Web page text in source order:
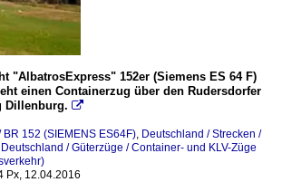
"AlbatrosExpress" 152er (Siemens ES 64 F)
einen Containerzug über den Rudersdorfer
Dillenburg. 
152 (SIEMENS ES64F), Deutschland / Strecken /
Deutschland / Güterzüge / Container- und KLV-Züge
Px, 12.04.2016